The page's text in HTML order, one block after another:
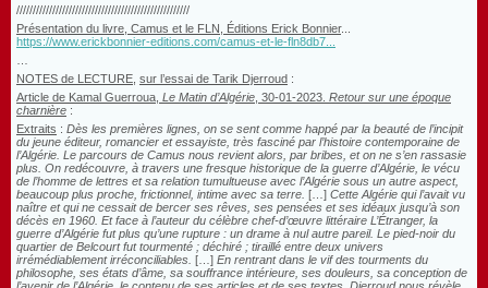
/////////////////////////////////////////////////////
Présentation du livre, Camus et le FLN, Éditions Erick Bonnier...
https://www.erickbonnier-editions.com/camus-et-le-fln8db7...
NOTES de LECTURE sur l’essai de Tarik Djerroud :
Article de Kamal Guerroua, Le Matin d’Algérie , 30-01-2023. Retour sur une époque
charnière :
Extraits : Dès les premières lignes, on se sent comme happé par la beauté de l’incipit
du jeune éditeur, romancier et essayiste, très fasciné par l’histoire contemporaine de
l’Algérie. Le parcours de Camus nous revient alors, par bribes, et on ne s’en rassasie
plus. On redécouvre, à travers une fresque historique de la guerre d’Algérie, le vécu
de l’homme de lettres et sa relation tumultueuse avec l’Algérie sous un autre aspect,
beaucoup plus proche, frictionnel, intime avec sa terre. […] Cette Algérie qui l’avait vu
naître et qui ne cessait de bercer ses rêves, ses pensées et ses idéaux jusqu’à son
décès en 1960. Et face à l’auteur du célèbre chef-d’œuvre littéraire L’Étranger, la
guerre d’Algérie fut plus qu’une rupture : un drame à nul autre pareil. Le pied-noir du
quartier de Belcourt fut tourmenté ; déchiré ; tiraillé entre deux univers
irrémédiablement irréconciliables. […] En rentrant dans le vif des tourments du
philosophe, ses états d’âme, sa souffrance intérieure, ses douleurs, sa conception de